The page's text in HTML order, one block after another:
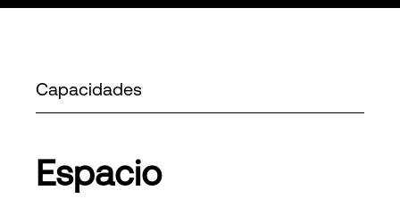
Capacidades
Espacio